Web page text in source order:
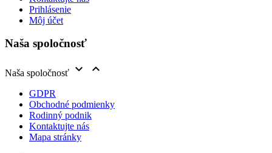
Prihlásenie
Môj účet
Naša spoločnosť
Naša spoločnosť  
GDPR
Obchodné podmienky
Rodinný podnik
Kontaktujte nás
Mapa stránky